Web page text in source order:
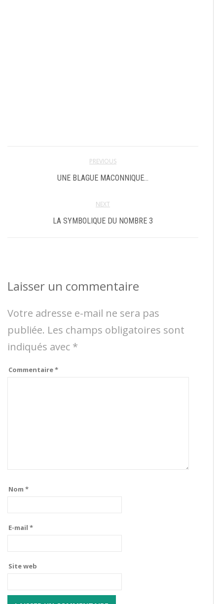
PREVIOUS
UNE BLAGUE MACONNIQUE…
NEXT
LA SYMBOLIQUE DU NOMBRE 3
Laisser un commentaire
Votre adresse e-mail ne sera pas
publiée. Les champs obligatoires sont
indiqués avec *
Commentaire*
Nom *
E-mail *
Site web